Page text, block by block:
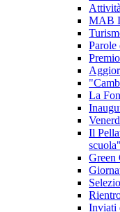
MAB
Parole
La
Il
scuola"
Green
Inviati